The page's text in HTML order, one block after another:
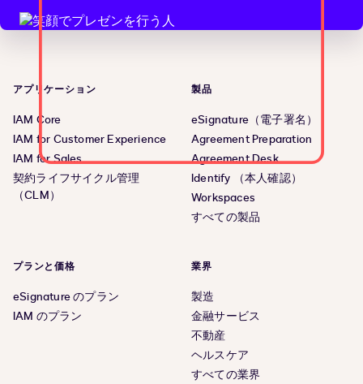
アプリケーション
IAM Core
IAM for Customer Experience
IAM for Sales
契約ライフサイクル管理
（CLM）
製品
eSignature（電子署名）
Agreement Preparation
Agreement Desk
Identify （本人確認）
Workspaces
すべての製品
プランと価格
eSignature のプラン
IAM のプラン
業界
製造
金融サービス
不動産
ヘルスケア
すべての業界